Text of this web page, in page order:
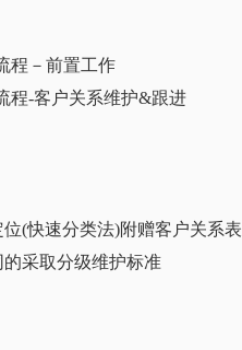
程－前置工作
程-客户关系维护&跟进
(快速分类法)附赠客户关系表
采取分级维护标准